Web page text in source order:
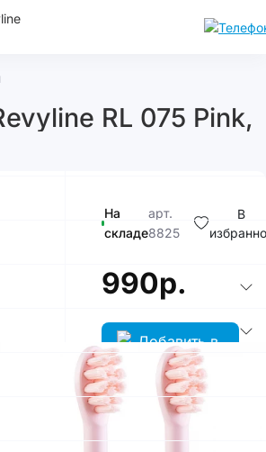
RL 075 Pink,
На
складе
арт.
8825
В
990р.
В корзину
Купить в
приложении